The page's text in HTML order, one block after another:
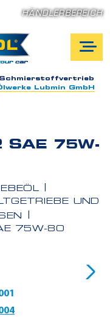
HÄNDLERBEREICH
Schmierstoffvertrieb
Lubmin GmbH
SAE 75W-
UND
75W-80